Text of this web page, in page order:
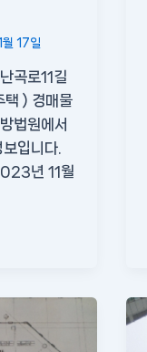
17일
곡로11길
택 ) 경매물
법원에서
입니다.
년 11월